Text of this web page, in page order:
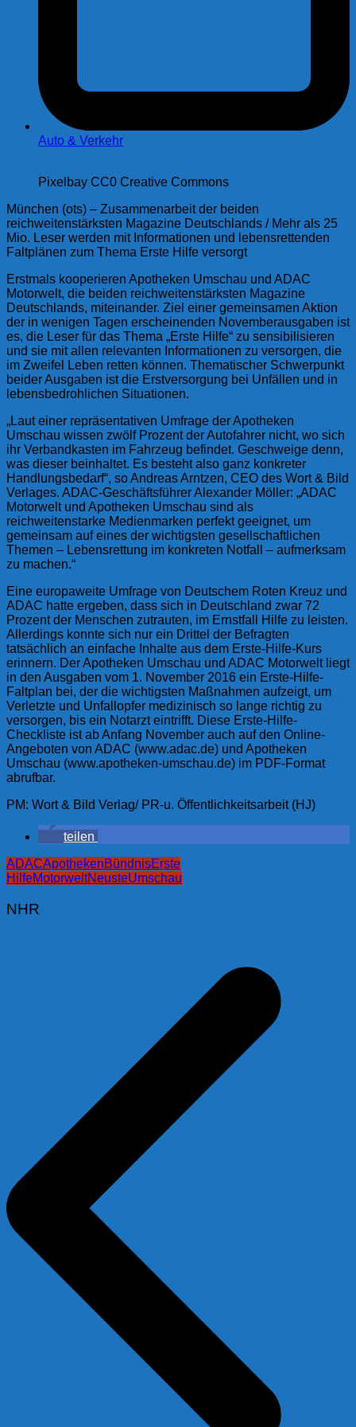
Auto & Verkehr
Pixelbay CC0 Creative Commons
München (ots) – Zusammenarbeit der beiden
reichweitenstärksten Magazine Deutschlands / Mehr als 25
Mio. Leser werden mit Informationen und lebensrettenden
Faltplänen zum Thema Erste Hilfe versorgt
Erstmals kooperieren Apotheken Umschau und ADAC
Motorwelt, die beiden reichweitenstärksten Magazine
Deutschlands, miteinander. Ziel einer gemeinsamen Aktion
der in wenigen Tagen erscheinenden Novemberausgaben ist
es, die Leser für das Thema „Erste Hilfe“ zu sensibilisieren
und sie mit allen relevanten Informationen zu versorgen, die
im Zweifel Leben retten können. Thematischer Schwerpunkt
beider Ausgaben ist die Erstversorgung bei Unfällen und in
lebensbedrohlichen Situationen.
„Laut einer repräsentativen Umfrage der Apotheken
Umschau wissen zwölf Prozent der Autofahrer nicht, wo sich
ihr Verbandkasten im Fahrzeug befindet. Geschweige denn,
was dieser beinhaltet. Es besteht also ganz konkreter
Handlungsbedarf“, so Andreas Arntzen, CEO des Wort & Bild
Verlages. ADAC-Geschäftsführer Alexander Möller: „ADAC
Motorwelt und Apotheken Umschau sind als
reichweitenstarke Medienmarken perfekt geeignet, um
gemeinsam auf eines der wichtigsten gesellschaftlichen
Themen – Lebensrettung im konkreten Notfall – aufmerksam
zu machen.“
Eine europaweite Umfrage von Deutschem Roten Kreuz und
ADAC hatte ergeben, dass sich in Deutschland zwar 72
Prozent der Menschen zutrauten, im Ernstfall Hilfe zu leisten.
Allerdings konnte sich nur ein Drittel der Befragten
tatsächlich an einfache Inhalte aus dem Erste-Hilfe-Kurs
erinnern. Der Apotheken Umschau und ADAC Motorwelt liegt
in den Ausgaben vom 1. November 2016 ein Erste-Hilfe-
Faltplan bei, der die wichtigsten Maßnahmen aufzeigt, um
Verletzte und Unfallopfer medizinisch so lange richtig zu
versorgen, bis ein Notarzt eintrifft. Diese Erste-Hilfe-
Checkliste ist ab Anfang November auch auf den Online-
Angeboten von ADAC (www.adac.de) und Apotheken
Umschau (www.apotheken-umschau.de) im PDF-Format
abrufbar.
PM: Wort & Bild Verlag/ PR-u. Öffentlichkeitsarbeit (HJ)
teilen
ADACApothekenBündnisErste
HilfeMotorweltNeusteUmschau
NHR